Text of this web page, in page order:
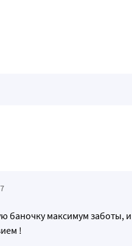
максимум заботы, и
!